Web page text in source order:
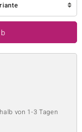
von 1-3 Tagen